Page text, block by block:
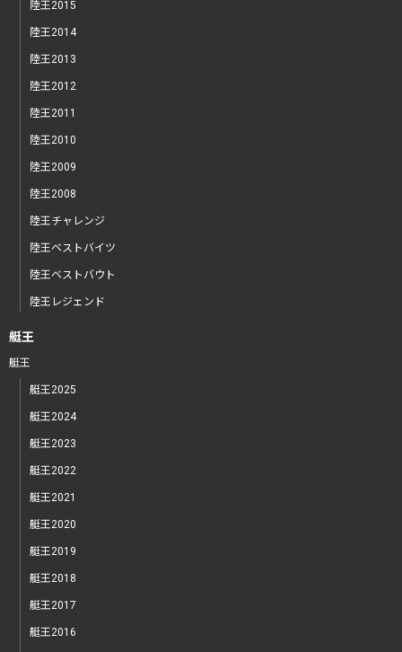
陸王2015
陸王2014
陸王2013
陸王2012
陸王2011
陸王2010
陸王2009
陸王2008
陸王チャレンジ
陸王ベストバイツ
陸王ベストバウト
陸王レジェンド
艇王
艇王
艇王2025
艇王2024
艇王2023
艇王2022
艇王2021
艇王2020
艇王2019
艇王2018
艇王2017
艇王2016